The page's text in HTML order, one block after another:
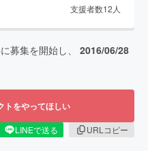
支援者数12 人
に募集を開始し、 2016/06/28
トをやってほしい
LINEで送る
URLコピー